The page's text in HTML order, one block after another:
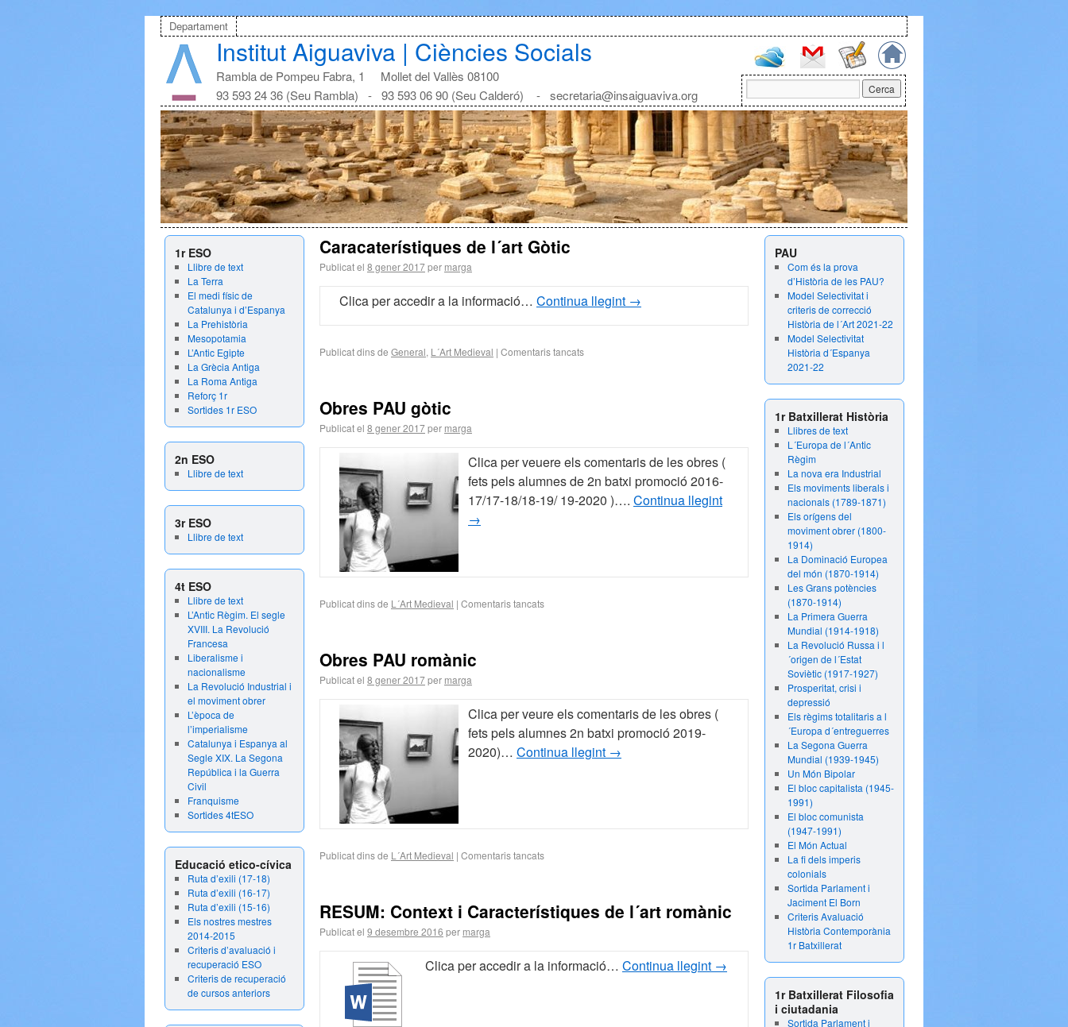
Departament
Institut Aiguaviva | Ciències Socials
Rambla de Pompeu Fabra, 1 Mollet del Vallès 08100
93 593 24 36 (Seu Rambla) - 93 593 06 90 (Seu Calderó) - secretaria@insaiguaviva.org
1r ESO
Llibre de text
La Terra
El medi físic de
Catalunya i d’Espanya
La Prehistòria
Mesopotamia
L’Antic Egipte
La Grècia Antiga
La Roma Antiga
Reforç 1r
Sortides 1r ESO
2n ESO
Llibre de text
3r ESO
Llibre de text
4t ESO
Llibre de text
L’Antic Règim. El segle
XVIII. La Revolució
Francesa
Liberalisme i
nacionalisme
La Revolució Industrial i
el moviment obrer
L’època de
l’imperialisme
Catalunya i Espanya al
Segle XIX. La Segona
República i la Guerra
Civil
Franquisme
Sortides 4tESO
Educació etico-cívica
Ruta d’exili (17-18)
Ruta d’exili (16-17)
Ruta d’exili (15-16)
Els nostres mestres
2014-2015
Criteris d’avaluació i
recuperació ESO
Criteris de recuperació
de cursos anteriors
PAU
Com és la prova
d’Història de les PAU?
Model Selectivitat i
criteris de correcció
Història de l´Art 2021-22
Model Selectivitat
Història d´Espanya
2021-22
1r Batxillerat Història
Llibres de text
L´Europa de l´Antic
Règim
La nova era Industrial
Els moviments liberals i
nacionals (1789-1871)
Els orígens del
moviment obrer (1800-
1914)
La Dominació Europea
del món (1870-1914)
Les Grans potències
(1870-1914)
La Primera Guerra
Mundial (1914-1918)
La Revolució Russa i l
´origen de l´Estat
Soviètic (1917-1927)
Prosperitat, crisi i
depressió
Els règims totalitaris a l
´Europa d´entreguerres
La Segona Guerra
Mundial (1939-1945)
Un Món Bipolar
El bloc capitalista (1945-
1991)
El bloc comunista
(1947-1991)
El Món Actual
La fi dels imperis
colonials
Sortida Parlament i
Jaciment El Born
Criteris Avaluació
Història Contemporània
1r Batxillerat
1r Batxillerat Filosofia
i ciutadania
Sortida Parlament i
Caracaterístiques de l´art Gòtic
Publicat el 8 gener 2017per marga
Clica per accedir a la informació… Continua llegint →
Publicat dins de General, L´Art Medieval | Comentaris tancats
Obres PAU gòtic
Publicat el 8 gener 2017per marga
Clica per veuere els comentaris de les obres (
fets pels alumnes de 2n batxi promoció 2016-
17/17-18/18-19/ 19-2020 )…. Continua llegint
→
Publicat dins de L´Art Medieval | Comentaris tancats
Obres PAU romànic
Publicat el 8 gener 2017per marga
Clica per veure els comentaris de les obres (
fets pels alumnes 2n batxi promoció 2019-
2020)… Continua llegint →
Publicat dins de L´Art Medieval | Comentaris tancats
RESUM: Context i Característiques de l´art romànic
Publicat el 9 desembre 2016 per marga
Clica per accedir a la informació… Continua llegint →